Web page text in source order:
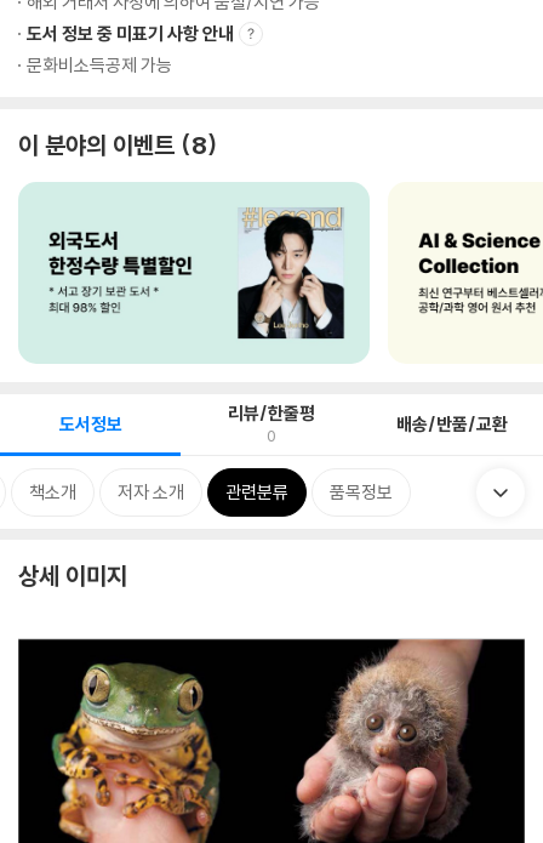
도서 정보 중 미표기 사항 안내
문화비소득공제 가능
이 분야의 이벤트 8
도서정보 리뷰/한줄평
0 배송/반품/교환
책소개 저자 소개 관련분류 품목정보
상세 이미지